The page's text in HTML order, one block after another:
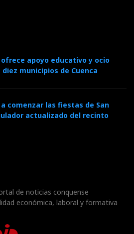
ofrece apoyo educativo y ocio
municipios de Cuenca
comenzar las fiestas de San
actualizado del recinto
de noticias conquense
económica, laboral y formativa